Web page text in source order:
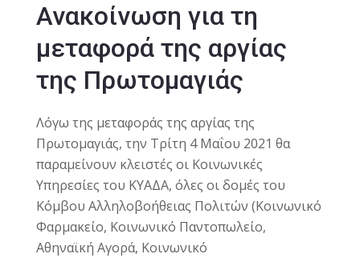
Ανακοίνωση για τη
μεταφορά της αργίας
της Πρωτομαγιάς
Λόγω της μεταφοράς της αργίας της
Πρωτομαγιάς, την Τρίτη 4 Μαΐου 2021 θα
παραμείνουν κλειστές οι Κοινωνικές
Υπηρεσίες του ΚΥΑΔΑ, όλες οι δομές του
Κόμβου Αλληλοβοήθειας Πολιτών (Κοινωνικό
Φαρμακείο, Κοινωνικό Παντοπωλείο,
Αθηναϊκή Αγορά, Κοινωνικό